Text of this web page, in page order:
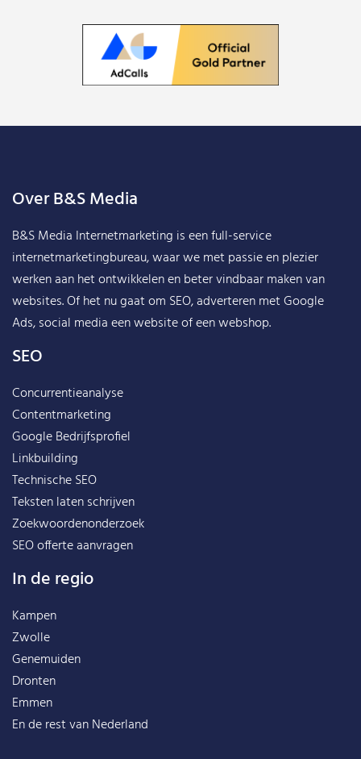
Over B&S Media
B&S Media Internetmarketing is een full-service
internetmarketingbureau, waar we met passie en plezier
werken aan het ontwikkelen en beter vindbaar maken van
websites. Of het nu gaat om SEO, adverteren met Google
Ads, social media een website of een webshop.
SEO
Concurrentieanalyse
Contentmarketing
Google Bedrijfsprofiel
Linkbuilding
Technische SEO
Teksten laten schrijven
Zoekwoordenonderzoek
SEO offerte aanvragen
In de regio
Kampen
Zwolle
Genemuiden
Dronten
Emmen
En de rest vanNederland